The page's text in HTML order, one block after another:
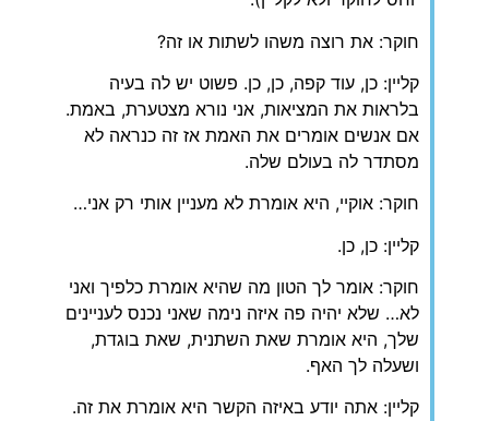
חוקר: את רוצה משהו לשתות או זה?
קליין: כן, עוד קפה, כן, כן. פשוט יש לה בעיה
בלראות את המציאות, אני נורא מצטערת, באמת.
אם אנשים אומרים את האמת אז זה כנראה לא
מסתדר לה בעולם שלה.
חוקר: אוקיי, היא אומרת לא מעניין אותי רק אני…
קליין: כן, כן.
חוקר: אומר לך הטון מה שהיא אומרת כלפיך ואני
לא… שלא יהיה פה איזה נימה שאני נכנס לעניינים
שלך, היא אומרת שאת השתנית, שאת בוגדת,
ושעלה לך האף.
קליין: אתה יודע באיזה הקשר היא אומרת את זה.